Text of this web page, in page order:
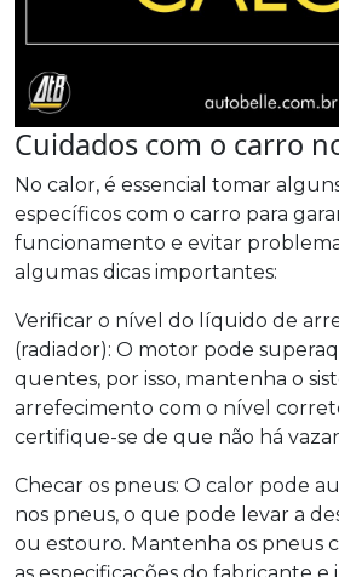
Cuidados com o carro
No calor, é essencial tomar
específicos com o carro para
funcionamento e evitar
algumas dicas importantes:
Verificar o nível do líquido de
(radiador): O motor pode
quentes, por isso, mantenha o
arrefecimento com o nível
certifique-se de que não há
Checar os pneus: O calor pode
nos pneus, o que pode levar a
ou estouro. Mantenha os pneus